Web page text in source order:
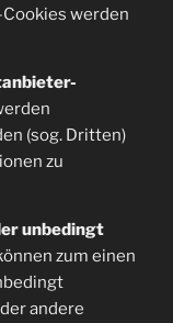
werden
(sog. Dritten)
zu
unbedingt
zum einen
andere